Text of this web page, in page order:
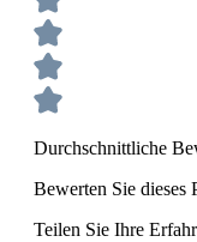
Durchschnittliche
Bewerten Sie dieses
Teilen Sie Ihre